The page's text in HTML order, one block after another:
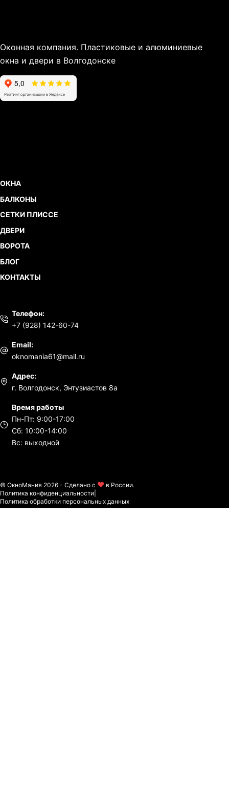
Оконная компания. Пластиковые и алюминиевые
окна и двери в Волгодонске
ОКНА
БАЛКОНЫ
СЕТКИ ПЛИССЕ
ДВЕРИ
ВОРОТА
БЛОГ
КОНТАКТЫ
Телефон:
+7 (928) 142-60-74
Email:
oknomania61@mail.ru
Адрес:
г. Волгодонск, Энтузиастов 8а
Время работы
Пн-Пт: 9:00-17:00
Сб: 10:00-14:00
Вс: выходной
© ОкноМания 2026 - Сделано с
в России.
Политика конфиденциальности
Политика обработки персональных данных